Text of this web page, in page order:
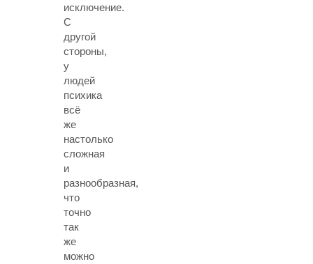
исключение.
С
другой
стороны,
у
людей
психика
всё
же
настолько
сложная
и
разнообразная,
что
точно
так
же
можно